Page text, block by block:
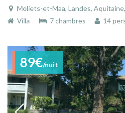
Moliets-et-Maa, Landes,
Villa
7 chambres 14
89€/nuit